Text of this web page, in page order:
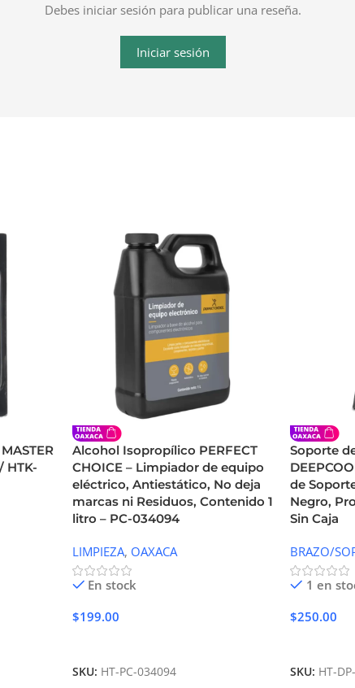
Debes iniciar sesión para publicar una reseña.
Iniciar sesión
HTK-
Alcohol Isopropílico PERFECT
CHOICE – Limpiador de equipo
eléctrico, Antiestático, No deja
marcas ni Residuos, Contenido 1
litro – PC-034094
LIMPIEZA, OAXACA
En stock
$199.00
SKU: HT-PC-034094
Soporte
de
Negro,
Sin Caja
BRAZO/
1 en
$250.00
SKU: HT-